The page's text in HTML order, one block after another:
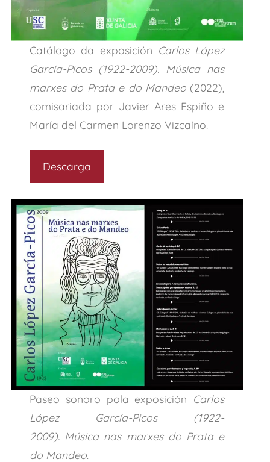
Catálogo da exposición Carlos López
García-Picos (1922-2009). Música nas
marxes do Prata e do Mandeo(2022),
comisariada por Javier Ares Espiño e
María del Carmen Lorenzo Vizcaíno.
Descarga
Paseo sonoro pola exposición Carlos
López García-Picos (1922-
2009). Música nas marxes do Prata e
do Mandeo.